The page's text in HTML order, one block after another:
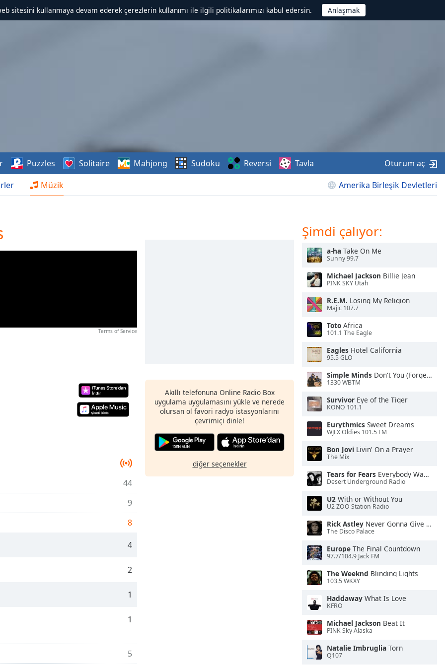
sitesini kullanmaya devam ederek çerezlerin kullanımı ile ilgili politikalarımızı kabul edersin.
Müzik Amerika Birleşik Devletleri
Puzzles Solitaire Mahjong Sudoku Reversi Tavla Oturum aç
Terms of Service
44
9
8
4
2
1
1
5
Akıllı telefonuna Online Radio Box
uygulama uygulamasını yükle ve nerede
olursan ol favori radyo istasyonlarını
çevrimiçi dinle!
diğer seçenekler
Şimdi çalıyor:
a-ha Take On Me
Sunny 99.7
Michael Jackson Billie Jean
PINK SKY Utah
R.E.M. Losing My Religion
Majic 107.7
Toto Africa
101.1 The Eagle
Eagles Hotel California
95.5 GLO
Simple Minds Don't You (Forget About Me)
1330 WBTM
Survivor Eye of the Tiger
KONO 101.1
Eurythmics Sweet Dreams
WJLX Oldies 101.5 FM
Bon Jovi Livin' On a Prayer
The Mix
Tears for Fears Everybody Wants To Rule the World
Desert Underground Radio
U2 With or Without You
U2 ZOO Station Radio
Rick Astley Never Gonna Give You Up
The Disco Palace
Europe The Final Countdown
97.7/104.9 Jack FM
The Weeknd Blinding Lights
103.5 WKXY
Haddaway What Is Love
KFRO
Michael Jackson Beat It
PINK Sky Alaska
Natalie Imbruglia Torn
Q107